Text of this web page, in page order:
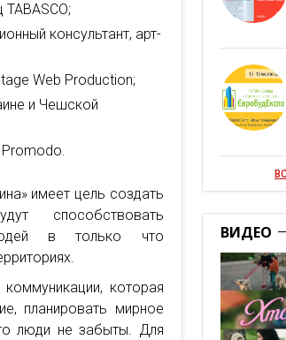
консультант, арт-
Web Production;
и Чешской
Promodo.
имеет цель создать
способствовать
в только что
которая
планировать мирное
люди не забыты. Для
ВИДЕО